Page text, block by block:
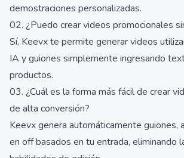
demostraciones personalizadas.
02. ¿Puedo crear videos promocionales
Sí, Keevx te permite generar videos
IA y guiones simplemente ingresando
productos.
03. ¿Cuál es la forma más fácil de crear
de alta conversión?
Keevx genera automáticamente guiones,
en off basados en tu entrada, eliminando